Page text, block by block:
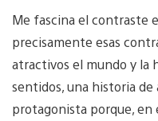
Me fascina el contraste
precisamente esas
atractivos el mundo y la
sentidos, una historia
protagonista porque, en